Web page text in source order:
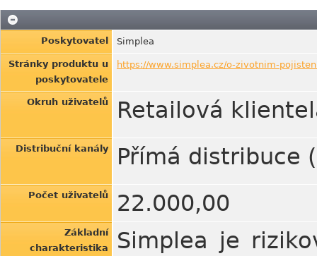
Poskytovatel Simplea
Stránky produktu u
poskytovatele
https://www.simplea.cz/o-zivotnim-
Okruh uživatelů Retailová
Distribuční kanály Přímá distribuce
Počet uživatelů 22.000,00
Základní
charakteristika
Simplea je